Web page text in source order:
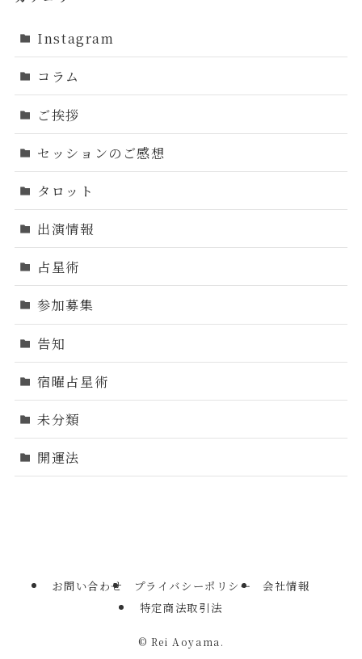
Instagram
コラム
ご挨拶
セッションのご感想
タロット
出演情報
占星術
参加募集
告知
宿曜占星術
未分類
開運法
お問い合わせ プライバシーポリシー
会社情報
特定商法取引法
© Rei Aoyama.